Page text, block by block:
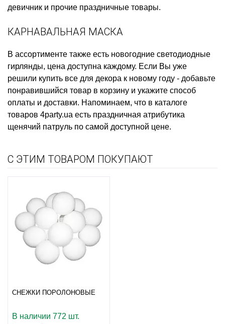
девичник и прочие праздничные товары.
КАРНАВАЛЬНАЯ МАСКА
В ассортименте также есть новогодние светодиодные
гирлянды, цена доступна каждому. Если Вы уже
решили купить все для декора к новому году - добавьте
понравившийся товар в корзину и укажите способ
оплаты и доставки. Напоминаем, что в каталоге
товаров 4party.ua есть праздничная атрибутика
щенячий патруль по самой доступной цене.
С ЭТИМ ТОВАРОМ ПОКУПАЮТ
СНЕЖКИ ПОРОЛОНОВЫЕ
В наличии 772 шт.